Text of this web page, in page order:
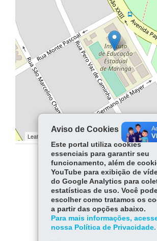
Leaflet | © contributors | ©
COMPARTILHE:
Facebook
Twitter
Voltar Início
Baixar
Aviso de Cookies
Este portal utiliza cookies
essenciais para garantir seu
funcionamento, além de
YouTube para exibição de
do Google Analytics para
estatísticas de uso. Você
escolher como tratamos os
a partir das opções abaixo.
Para mais informações,
nossa Política de Privacidade.